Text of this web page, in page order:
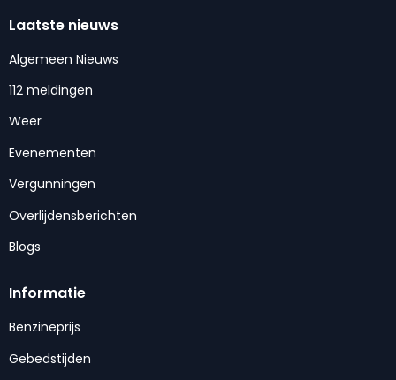
Laatste nieuws
Algemeen Nieuws
112 meldingen
Weer
Evenementen
Vergunningen
Overlijdensberichten
Blogs
Informatie
Benzineprijs
Gebedstijden